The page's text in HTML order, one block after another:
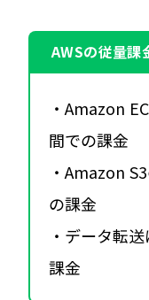
AWSの従量課
・Amazon
間での課金
・Amazon
の課金
・データ転
課金